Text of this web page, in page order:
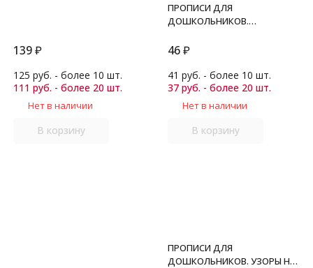
139₽
125 руб. - более 10 шт.
111 руб. - более 20 шт.
Нет в наличии
В корзину
ПРОПИСИ ДЛЯ
ДОШКОЛЬНИКОВ.
Издание третье,
дополненное. ФГОС ДО.
Козлова М.А.
46₽
41 руб. - более 10 шт.
37 руб. - более 20 шт.
Нет в наличии
В корзину
ПРОПИСИ ДЛЯ
ДОШКОЛЬНИКОВ. УЗОРЫ НА